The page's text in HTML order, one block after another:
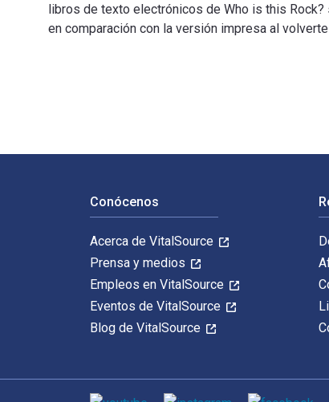
libros de texto electrónicos de Who is this
en comparación con la versión impresa al
Conócenos
Acerca de VitalSource
Prensa y medios
Empleos en VitalSource
Eventos de VitalSource
Blog de VitalSource